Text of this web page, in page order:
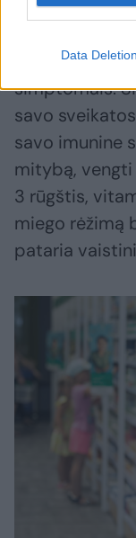
Data Deletion
nenorint, kad
simptomais.
savo
savo imunine
mitybą,
3 rūgštis,
miego rėžimą
pataria